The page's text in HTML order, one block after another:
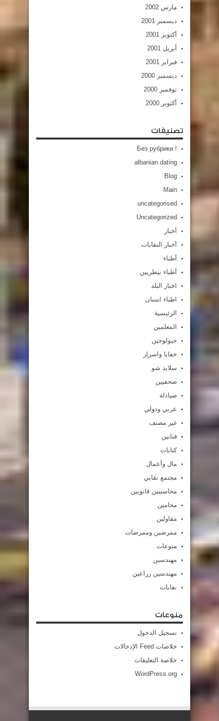
مارس 2002
ديسمبر 2001
أكتوبر 2001
أبريل 2001
فبراير 2001
ديسمبر 2000
نوفمبر 2000
أكتوبر 2000
تصنيفات
! Без рубрики
albanian dating
Blog
Main
uncategorised
Uncategorized
أخبار
أخبار النقابات
أطباء
أطباء بيطريين
اخبار البلد
اطباء اسنان
الرئيسية
المعلمين
جيولوجين
خفايا واسرار
سلايد شو
صحفيين
صيادلة
عربي ودولي
غير مصنف
فنانين
كتابات
مال وأعمال
مجتمع نقابي
محاسبيين قانويين
محامين
مقاولين
ممرضين وممرضات
منوعات
مهندسين
مهندسين زراعين
نقابات
منوعات
تسجيل الدخول
خلاصات Feed الإدخالات
خلاصة التعليقات
WordPress.org